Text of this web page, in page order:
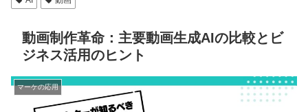
動画制作革命：主要動画生成AIの比較とビ
ジネス活用のヒント
マーケの応用